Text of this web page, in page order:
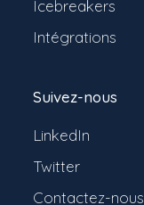
Icebreakers
Intégrations
Suivez-nous
LinkedIn
Twitter
Contactez-nous